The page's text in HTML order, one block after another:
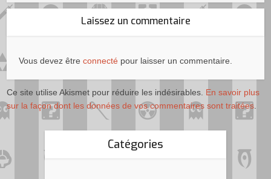
Laissez un commentaire
Vous devez êtreconnecté pour laisser un commentaire.
Ce site utilise Akismet pour réduire les indésirables. En savoir plus
sur la façon dont les données de vos commentaires sont traitées
Catégories